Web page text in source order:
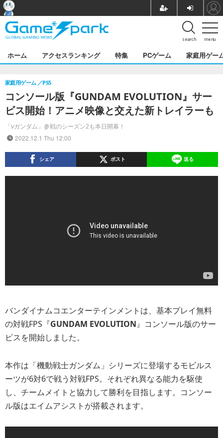
menu
search
ホーム アクセスランキング 特集 PCゲーム 家庭用ゲー
コンソール版『GUNDAM EVOLUTION』サー
ビス開始！アニメ映像と交えた新トレイラーも
「vガンダム」参戦のシーズン2も本日開幕！
家庭用ゲーム PS5
2022.12.1 Thu 12:00
シェア ポスト 送る
バンダイナムコエンターテインメントは、基本プレイ無料
の対戦FPS『GUNDAM EVOLUTION』コンソール版のサー
ビスを開始しました。
本作は「機動戦士ガンダム」シリーズに登場するモビルス
ーツが6対6で戦う対戦FPS。それぞれ異なる能力を駆使
し、チームメイトと協力して勝利を目指します。コンソー
ル版はエイムアシストが搭載されます。